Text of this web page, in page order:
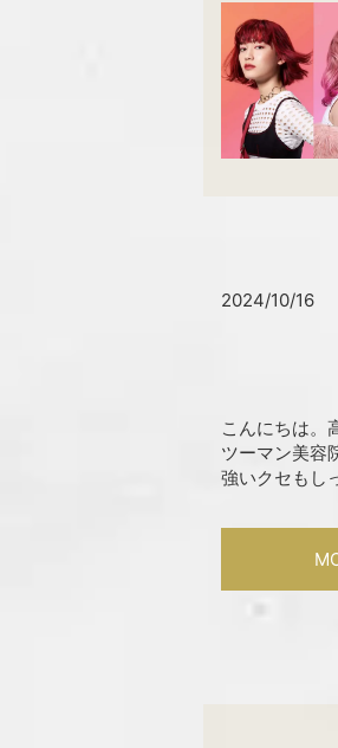
2024/10/16
こんにちは。
ツーマン美容
強いクセもし